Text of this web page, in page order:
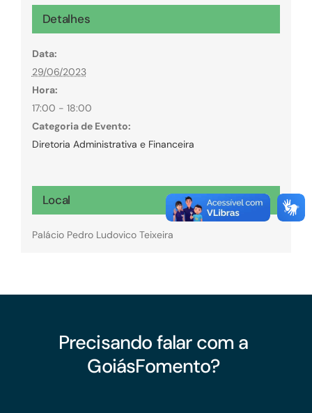
Detalhes
Data:
29/06/2023
Hora:
17:00 - 18:00
Categoria de Evento:
Diretoria Administrativa e Financeira
Local
Palácio Pedro Ludovico Teixeira
Precisando falar com a
GoiásFomento?